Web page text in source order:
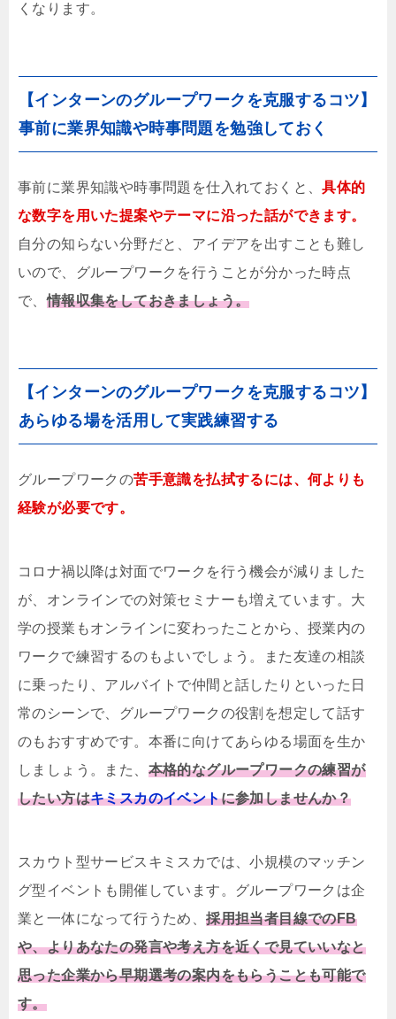
くなります。
【インターンのグループワークを克服するコツ】
事前に業界知識や時事問題を勉強しておく
事前に業界知識や時事問題を仕入れておくと、具体的
な数字を用いた提案やテーマに沿った話ができます。
自分の知らない分野だと、アイデアを出すことも難し
いので、グループワークを行うことが分かった時点
で、情報収集をしておきましょう。
【インターンのグループワークを克服するコツ】
あらゆる場を活用して実践練習する
グループワークの苦手意識を払拭するには、何よりも
経験が必要です。
コロナ禍以降は対面でワークを行う機会が減りました
が、オンラインでの対策セミナーも増えています。大
学の授業もオンラインに変わったことから、授業内の
ワークで練習するのもよいでしょう。また友達の相談
に乗ったり、アルバイトで仲間と話したりといった日
常のシーンで、グループワークの役割を想定して話す
のもおすすめです。本番に向けてあらゆる場面を生か
しましょう。また、 本格的なグループワークの練習が
したい方はキミスカのイベントに参加しませんか？
スカウト型サービスキミスカでは、小規模のマッチン
グ型イベントも開催しています。グループワークは企
業と一体になって行うため、採用担当者目線でのFB
や、よりあなたの発言や考え方を近くで見ていいなと
思った企業から早期選考の案内をもらうことも可能で
す。